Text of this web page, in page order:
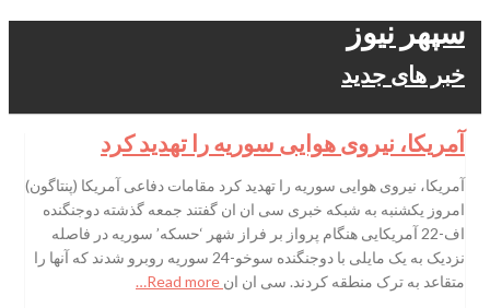
سپهر نیوز
خبر های جدید
آمریکا، نیروی هوایی سوریه را تهدید کرد
آمریکا، نیروی هوایی سوریه را تهدید کرد مقامات دفاعی آمریکا (پنتاگون)
امروز یکشنبه به شبکه خبری سی ان ان گفتند جمعه گذشته دوجنگنده
اف-22 آمریکایی هنگام پرواز بر فراز شهر ‘حسکه’ سوریه در فاصله
نزدیک به یک مایلی با دوجنگنده سوخو-24 سوریه روبرو شدند که آنها را
متقاعد به ترک منطقه کردند. سی ان ان